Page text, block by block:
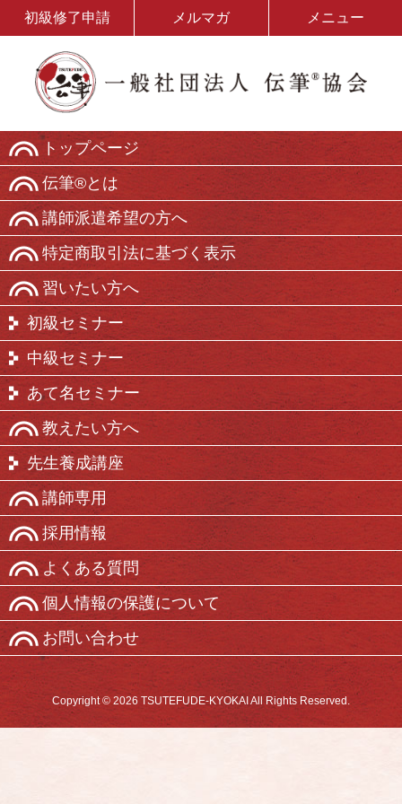
初級修了申請 メルマガ メニュー
トップページ
伝筆®とは
講師派遣希望の方へ
特定商取引法に基づく表示
習いたい方へ
初級セミナー
中級セミナー
あて名セミナー
教えたい方へ
先生養成講座
講師専用
採用情報
よくある質問
個人情報の保護について
お問い合わせ
Copyright © 2026 TSUTEFUDE-KYOKAI All Rights Reserved.